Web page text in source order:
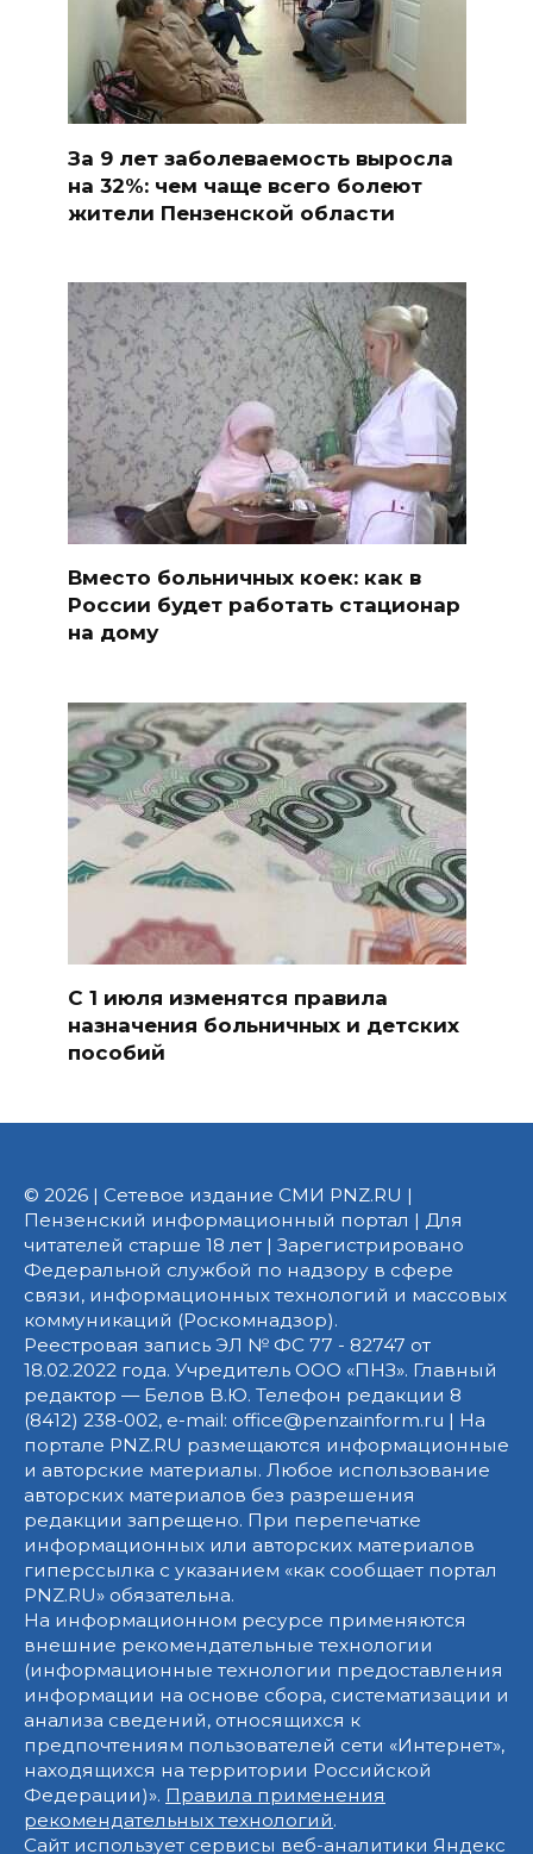
За 9 лет заболеваемость выросла
на 32%: чем чаще всего болеют
жители Пензенской области
Вместо больничных коек: как в
России будет работать стационар
на дому
С 1 июля изменятся правила
назначения больничных и детских
пособий
© 2026 | Сетевое издание СМИ PNZ.RU |
Пензенский информационный портал | Для
читателей старше 18 лет | Зарегистрировано
Федеральной службой по надзору в сфере
связи, информационных технологий и массовых
коммуникаций (Роскомнадзор).
Реестровая запись ЭЛ № ФС 77 - 82747 от
18.02.2022 года. Учредитель ООО «ПНЗ». Главный
редактор — Белов В.Ю. Телефон редакции 8
(8412) 238-002, e-mail: office@penzainform.ru | На
портале PNZ.RU размещаются информационные
и авторские материалы. Любое использование
авторских материалов без разрешения
редакции запрещено. При перепечатке
информационных или авторских материалов
гиперссылка с указанием «как сообщает портал
PNZ.RU» обязательна.
На информационном ресурсе применяются
внешние рекомендательные технологии
(информационные технологии предоставления
информации на основе сбора, систематизации и
анализа сведений, относящихся к
предпочтениям пользователей сети «Интернет»,
находящихся на территории Российской
Федерации)». Правила применения
рекомендательных технологий.
Сайт использует сервисы веб-аналитики Яндекс